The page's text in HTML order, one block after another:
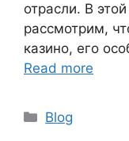
отрасли. В
рассмотрим,
казино, его
Read more
Blog